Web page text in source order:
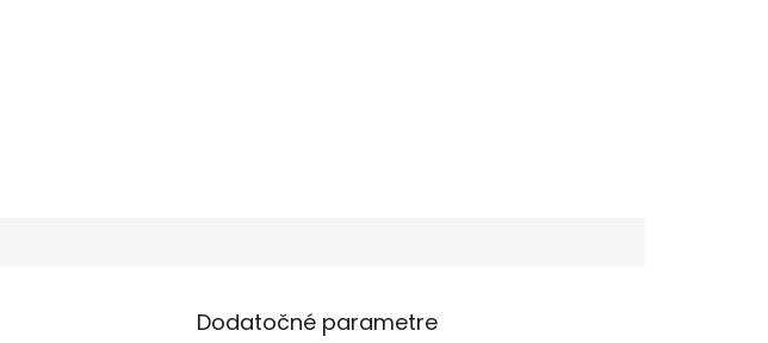
Dodatočné parametre